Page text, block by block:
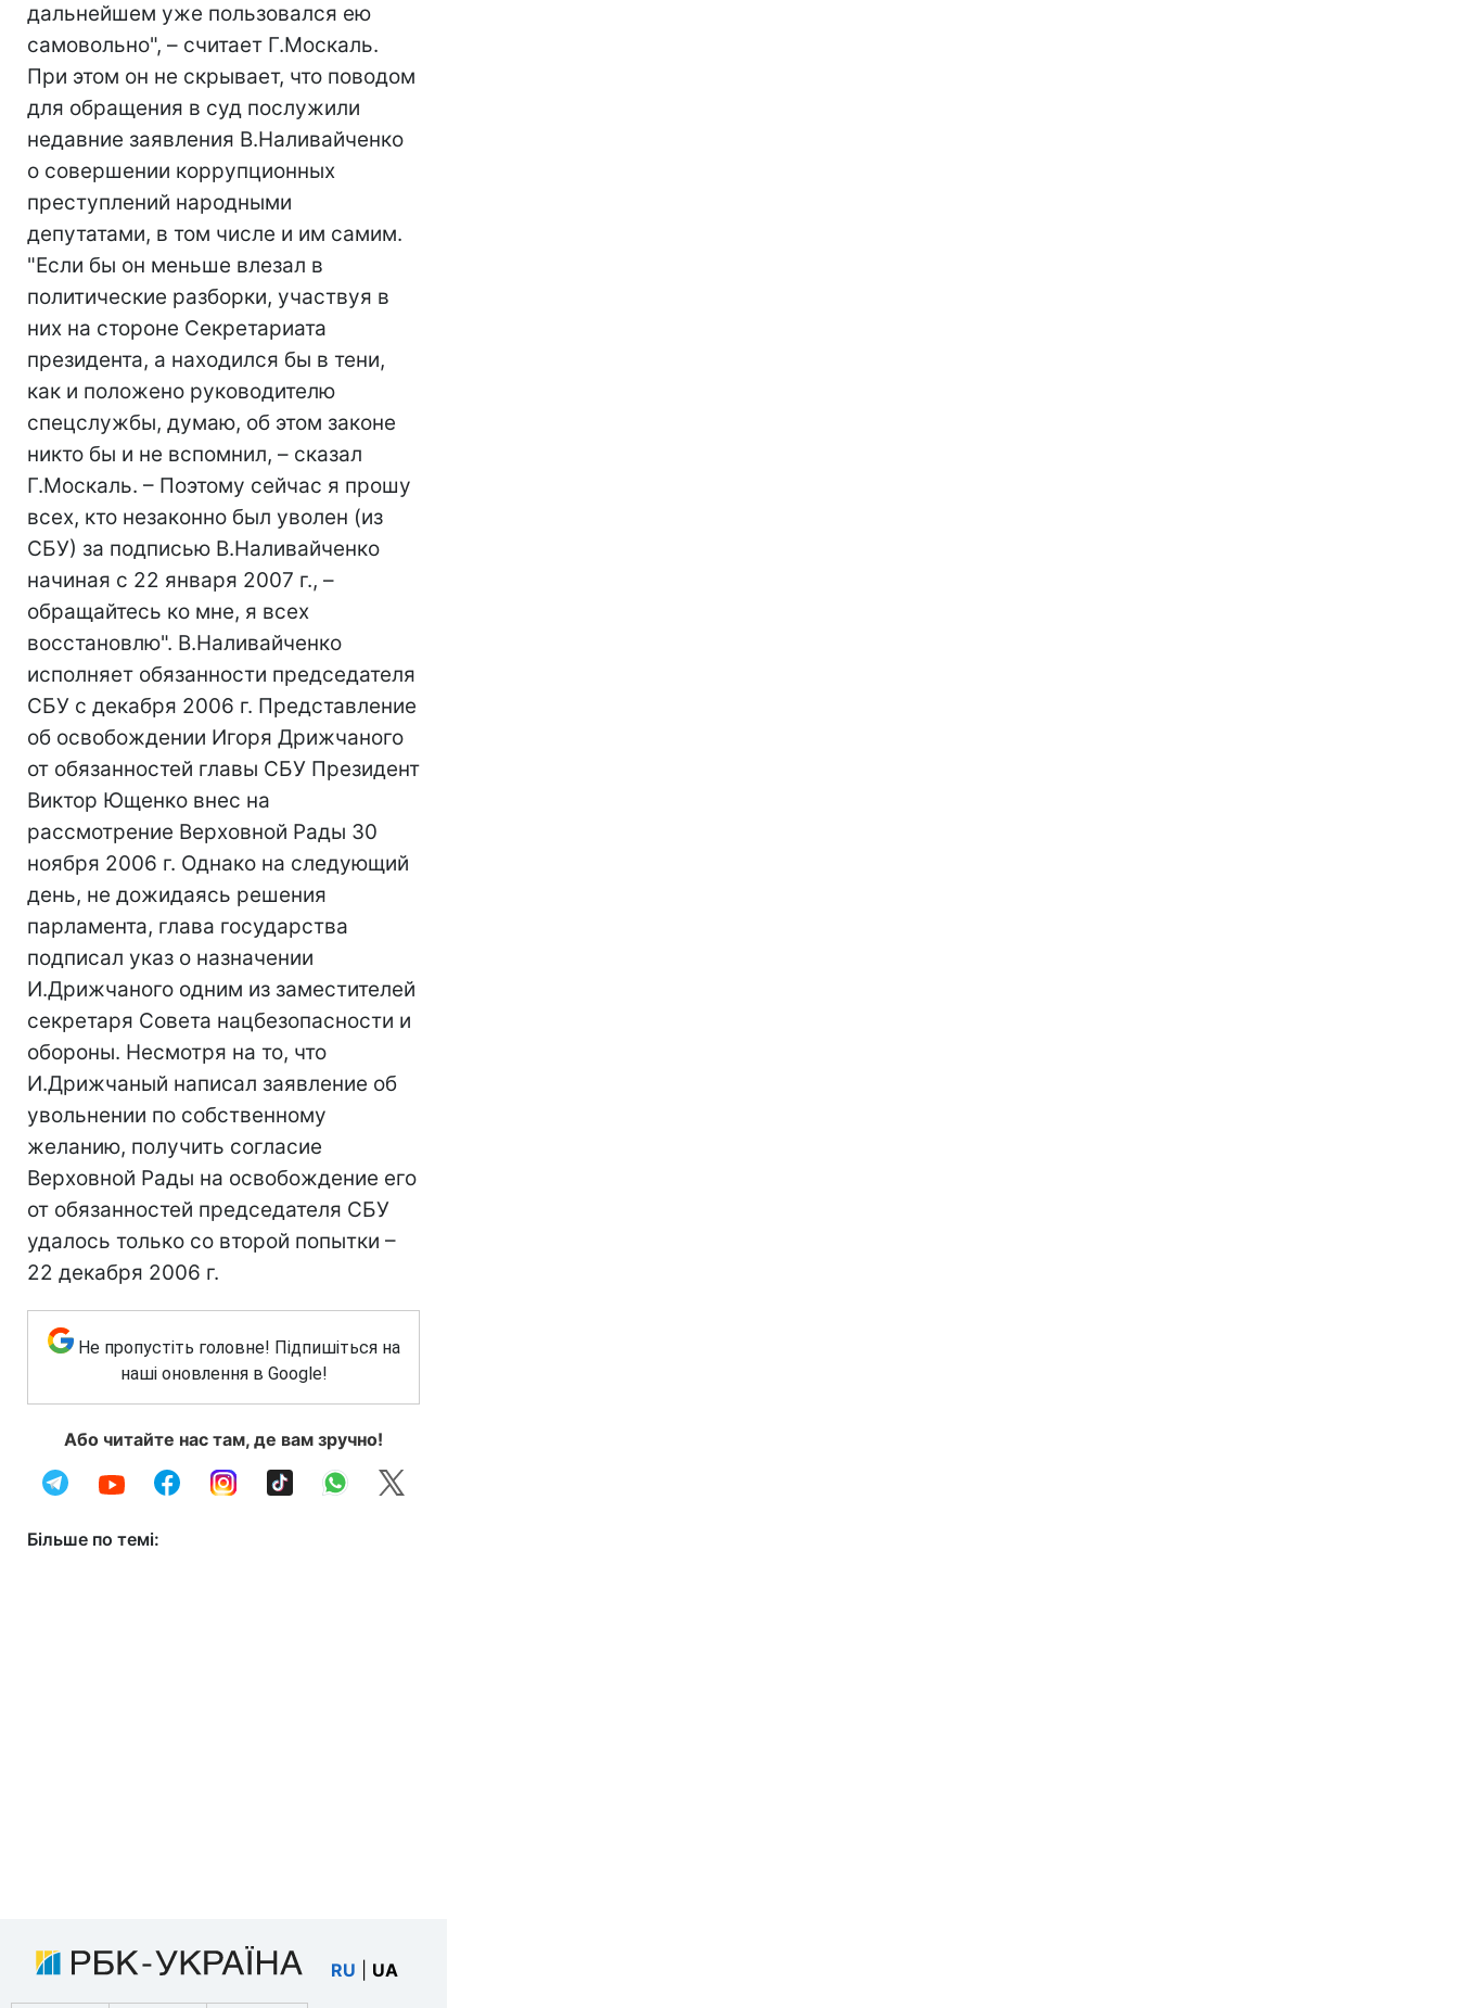
дальнейшем уже пользовался ею
самовольно", – считает Г.Москаль.
При этом он не скрывает, что поводом
для обращения в суд послужили
недавние заявления В.Наливайченко
о совершении коррупционных
преступлений народными
депутатами, в том числе и им самим.
"Если бы он меньше влезал в
политические разборки, участвуя в
них на стороне Секретариата
президента, а находился бы в тени,
как и положено руководителю
спецслужбы, думаю, об этом законе
никто бы и не вспомнил, – сказал
Г.Москаль. – Поэтому сейчас я прошу
всех, кто незаконно был уволен (из
СБУ) за подписью В.Наливайченко
начиная с 22 января 2007 г., –
обращайтесь ко мне, я всех
восстановлю". В.Наливайченко
исполняет обязанности председателя
СБУ с декабря 2006 г. Представление
об освобождении Игоря Дрижчаного
от обязанностей главы СБУ Президент
Виктор Ющенко внес на
рассмотрение Верховной Рады 30
ноября 2006 г. Однако на следующий
день, не дожидаясь решения
парламента, глава государства
подписал указ о назначении
И.Дрижчаного одним из заместителей
секретаря Совета нацбезопасности и
обороны. Несмотря на то, что
И.Дрижчаный написал заявление об
увольнении по собственному
желанию, получить согласие
Верховной Рады на освобождение его
от обязанностей председателя СБУ
удалось только со второй попытки –
22 декабря 2006 г.
Не пропустіть головне! Підпишіться на
наші оновлення в Google!
Або читайте нас там, де вам зручно!
Більше по темі:
RU UA